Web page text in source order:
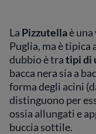
La Pizzutellaè una
Puglia, ma è tipica
dubbio è tratipi di
bacca nera sia a
forma degli acini
distinguono per
ossia allungati e
buccia sottile.